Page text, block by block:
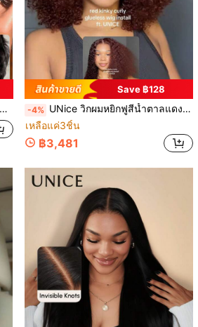
Save ฿128
-4% UNice วิกผมหยิกฟูสีน้ำตาลแดง 7x5 ตัดแต่งทรงผมและฟอกสีเรียบร้อยแล้ว ไม่ต้องพันกัน สวมใส่ได้โดยไม่ต้องใช้กาว วิกผมบ๊อบ ความหนาแน่น 180% วิกผมหน้าลูกไม้สำหรับผู้หญิง
เหลือแค่3ชิ้น
฿3,481